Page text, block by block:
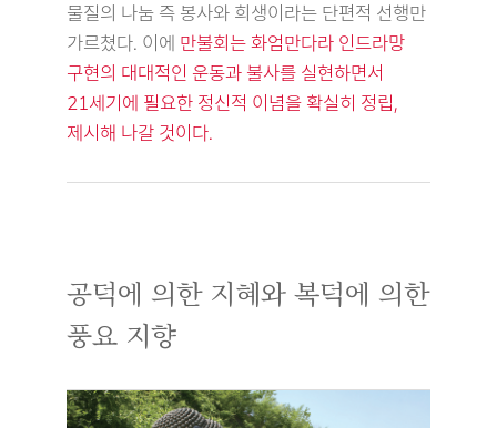
물질의 나눔 즉 봉사와 희생이라는 단편적 선행만
가르쳤다. 이에 만불회는 화엄만다라 인드라망
구현의 대대적인 운동과 불사를 실현하면서
21세기에 필요한 정신적 이념을 확실히 정립,
제시해 나갈 것이다.
공덕에 의한 지혜와 복덕에 의한
풍요 지향